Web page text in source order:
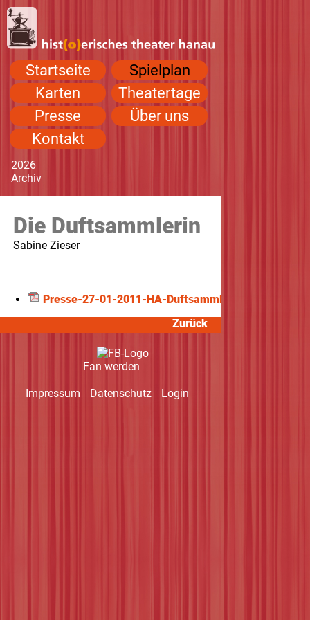
Navigation
überspringen
Startseite
Spielplan
Karten
Theatertage
Presse
Über uns
Kontakt
2026
Navigation
Archiv
Die Duftsammlerin
Sabine Zieser
Presse-27-01-2011-HA-Duftsammlerin.pdf
Zurück
Fan werden
Navigation
Impressum Datenschutz Login